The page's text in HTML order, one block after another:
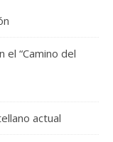
el “Camino del
actual